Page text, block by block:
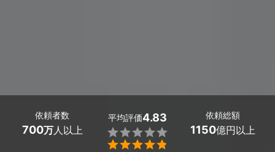
依頼者数
700万人以上
平均評価4.83


依頼総額
1150億円以上